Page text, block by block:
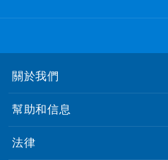
關於我們
幫助和信息
法律